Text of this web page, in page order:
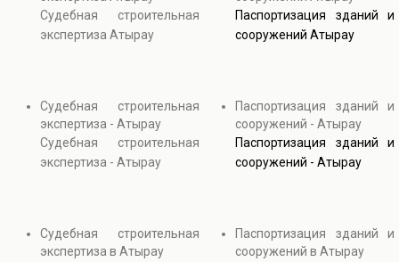
Судебная строительная
экспертиза Атырау
Судебная строительная
экспертиза - Атырау
Судебная строительная
экспертиза - Атырау
Судебная строительная
экспертиза в Атырау
Паспортизация зданий и
сооружений Атырау
Паспортизация зданий и
сооружений - Атырау
Паспортизация зданий и
сооружений - Атырау
Паспортизация зданий и
сооружений в Атырау